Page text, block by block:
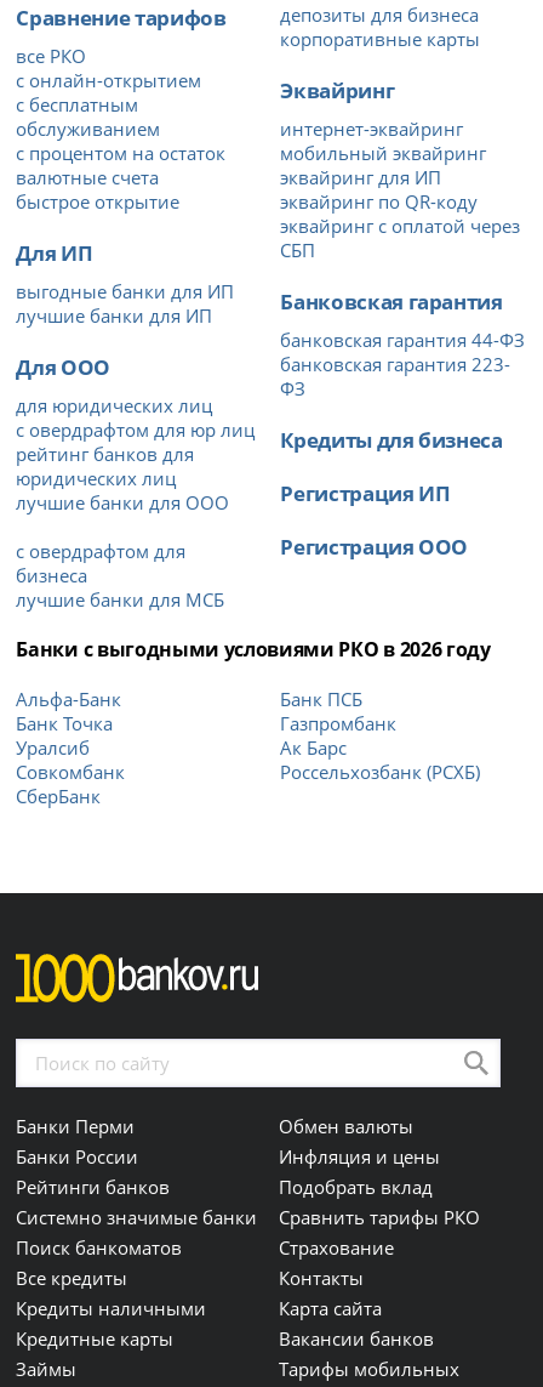
Сравнение тарифов
все РКО
с онлайн-открытием
с бесплатным
обслуживанием
с процентом на остаток
валютные счета
быстрое открытие
Для ИП
выгодные банки для ИП
лучшие банки для ИП
Для ООО
для юридических лиц
с овердрафтом для юр лиц
рейтинг банков для
юридических лиц
лучшие банки для ООО
с овердрафтом для
бизнеса
лучшие банки для МСБ
депозиты для бизнеса
корпоративные карты
Эквайринг
интернет-эквайринг
мобильный эквайринг
эквайринг для ИП
эквайринг по QR-коду
эквайринг с оплатой через
СБП
Банковская гарантия
банковская гарантия 44-ФЗ
банковская гарантия 223-
ФЗ
Кредиты для бизнеса
Регистрация ИП
Регистрация ООО
Банки с выгодными условиями РКО в 2026 году
Альфа-Банк
Банк Точка
Уралсиб
Совкомбанк
СберБанк
Банк ПСБ
Газпромбанк
Ак Барс
Россельхозбанк (РСХБ)
Банки Перми
Банки России
Рейтинги банков
Системно значимые банки
Поиск банкоматов
Все кредиты
Кредиты наличными
Кредитные карты
Займы
Обмен валюты
Инфляция и цены
Подобрать вклад
Сравнить тарифы РКО
Страхование
Контакты
Карта сайта
Вакансии банков
Тарифы мобильных